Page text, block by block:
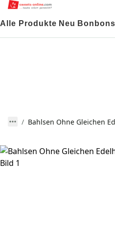
Alle Produkte Neu Bonbons
Bahlsen Ohne Gleichen